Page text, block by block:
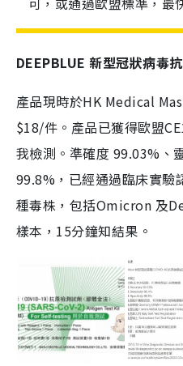
DEEPBLUE 新型冠狀病毒
產品現時於HK Medical
$18/件。產品已獲得歐盟
我檢測。準確度 99.03%、
99.8%，已經通過臨床實驗
種毒株，包括Omicron 及
樣本，15分鐘知結果。